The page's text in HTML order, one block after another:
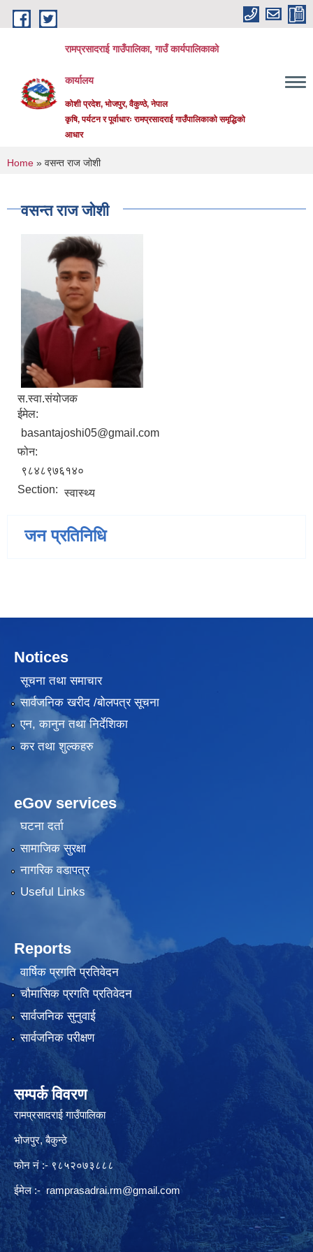
Skip to main content
रामप्रसादराई गाउँपालिका, गाउँ कार्यपालिकाको
कार्यालय
कोशी प्रदेश, भोजपुर, वैकुण्ठे, नेपाल
कृषि, पर्यटन र पूर्वाधारः रामप्रसादराई गाउँपालिकाको समृद्धिको
आधार
You are here
Home » वसन्त राज जोशी
वसन्त राज जोशी
स.स्वा.संयोजक
ईमेल:
basantajoshi05@gmail.com
फोन:
९८४८९७६१४०
Section: स्वास्थ्य
जन प्रतिनिधि
Notices
सूचना तथा समाचार
सार्वजनिक खरीद /बोलपत्र सूचना
एन, कानुन तथा निर्देशिका
कर तथा शुल्कहरु
eGov services
घटना दर्ता
सामाजिक सुरक्षा
नागरिक वडापत्र
Useful Links
Reports
वार्षिक प्रगति प्रतिवेदन
चौमासिक प्रगति प्रतिवेदन
सार्वजनिक सुनुवाई
सार्वजनिक परीक्षण
सम्पर्क विवरण
रामप्रसादराई गाउँपालिका
भोजपुर, बैकुन्ठे
फोन नं :- ९८५२०७३८८८
ईमेल :-ramprasadrai.rm@gmail.com